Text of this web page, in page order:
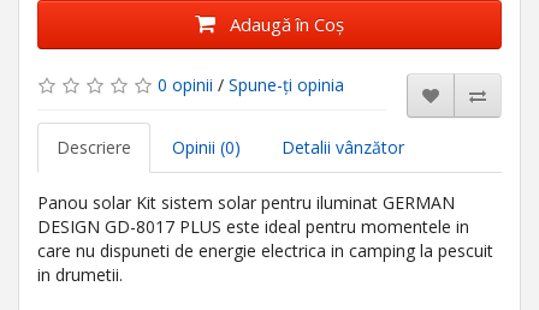
Adaugă în Coş
0 opinii / Spune-ţi opinia
Descriere Opinii (0) Detalii vânzător
Panou solar Kit sistem solar pentru iluminat GERMAN
DESIGN GD-8017 PLUS este ideal pentru momentele in
care nu dispuneti de energie electrica in camping la pescuit
in drumetii.